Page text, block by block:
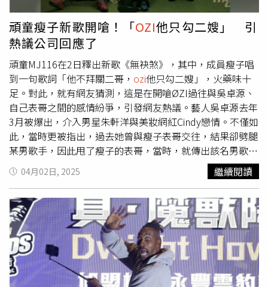
頑童瘦子新歌開嗆！「OZI他只勾二嫂」 引
熱議公司回應了
頑童MJ116在2日釋出新歌《無袂煞》，其中，成員瘦子唱
到一句歌詞「他不拜關二哥， ozi他只勾二嫂」，火藥味十
足。對此，就有網友猜測，這是在開嗆ØZI過往與吳卓源、
自己表哥之間的感情紛爭，引發網友熱議。藝人吳卓源去年
3月被爆出，介入男星朱軒洋與美妝網紅Cindy戀情。不僅如
此，當時更被指出，過去她曾與瘦子表哥交往，結果卻劈腿
某男歌手，因此甩了瘦子的表哥，當時，就傳出該名男歌手
疑似就是ØZI。而頑童MJ116在2日釋出新歌《無袂煞》
中，成員瘦子就唱到一句歌詞「他不拜關二哥，ozi他只勾
二嫂」。雖然歌詞裡寫的是「OZI」，並非「ØZI」，但網
友都紛紛認為，瘦子就是對ØZI開嗆。消息一出也引起網友
討論，留言表示「有囉這波有囉」、「瘋狗瘦要回歸了
嗎」、「開戰啦」、「有哦終於有有料的了」、「IG很早就
沒有互追了，是真牛肉」、「冒險王回來了」。對此，本色
音樂回應「要說的都寫在歌裡了，請大家自行聽歌吧，我們
不多做其他回應了，謝謝。」
04月02日, 2025 繼續閱讀